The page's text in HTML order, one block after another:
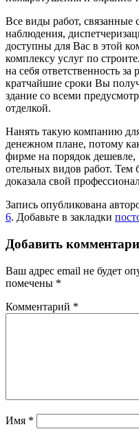
Все виды работ, связанные
наблюдения,
доступны для Вас в этой
комплексу услуг по
на себя ответственность
кратчайшие сроки Вы
здание со всеми
отделкой.
Нанять такую компанию
денежном плане, потому
фирме на порядок
отельных видов работ.
доказала свой
Запись опубликована
6. Добавьте в закладки
Добавить
Ваш адрес email не будет
помечены *
Комментарий *
Имя *